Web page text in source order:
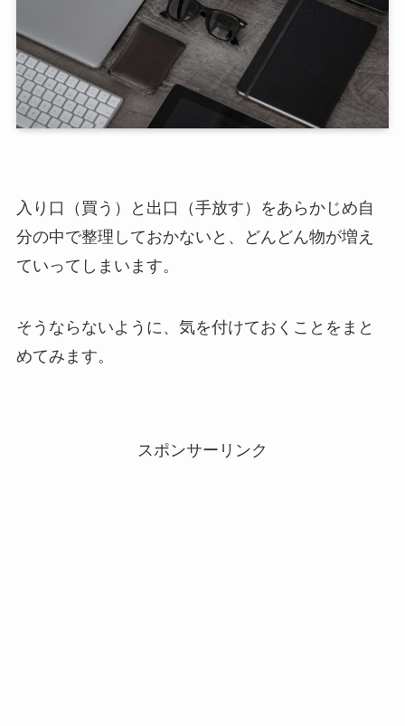
入り口（買う）と出口（手放す）をあらかじめ自
分の中で整理しておかないと、どんどん物が増え
ていってしまいます。
そうならないように、気を付けておくことをまと
めてみます。
スポンサーリンク